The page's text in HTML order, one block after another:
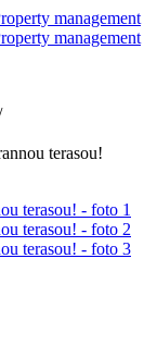
management
management
terasou!